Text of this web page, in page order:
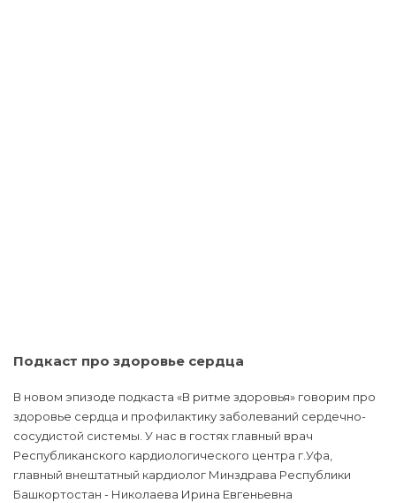
Подкаст про здоровье сердца
В новом эпизоде подкаста «В ритме здоровья» говорим про
здоровье сердца и профилактику заболеваний сердечно-
сосудистой системы. У нас в гостях главный врач
Республиканского кардиологического центра г.Уфа,
главный внештатный кардиолог Минздрава Республики
Башкортостан - Николаева Ирина Евгеньевна